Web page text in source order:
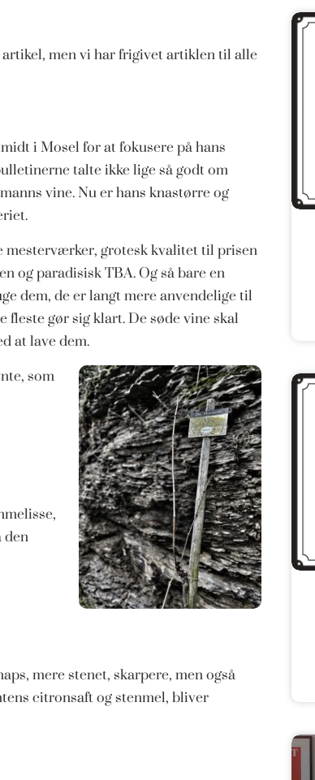
men vi har frigivet artiklen til alle
i Mosel for at fokusere på hans
talte ikke lige så godt om
vine. Nu er hans knastørre og
mesterværker, grotesk kvalitet til prisen
og paradisisk TBA. Og så bare en
dem, de er langt mere anvendelige til
fleste gør sig klart. De søde vine skal
at lave dem.
som
den
mere stenet, skarpere, men også
citronsaft og stenmel, bliver